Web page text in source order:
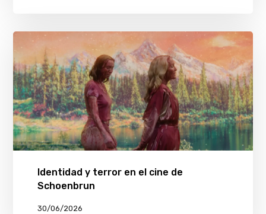
Identidad y terror en el cine de
Schoenbrun
30/06/2026